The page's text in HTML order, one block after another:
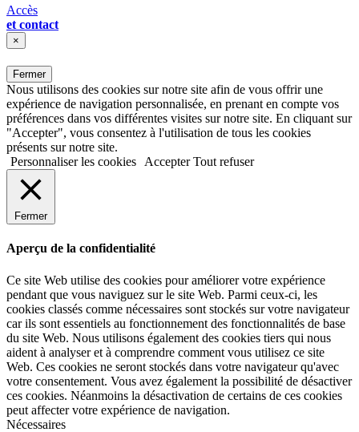
Accès
et contact
×
Fermer
Nous utilisons des cookies sur notre site afin de vous offrir une
expérience de navigation personnalisée, en prenant en compte vos
préférences dans vos différentes visites sur notre site. En cliquant sur
"Accepter", vous consentez à l'utilisation de tous les cookies
présents sur notre site.
Personnaliser les cookies
Accepter Tout refuser
Fermer
Aperçu de la confidentialité
Ce site Web utilise des cookies pour améliorer votre expérience
pendant que vous naviguez sur le site Web. Parmi ceux-ci, les
cookies classés comme nécessaires sont stockés sur votre navigateur
car ils sont essentiels au fonctionnement des fonctionnalités de base
du site Web. Nous utilisons également des cookies tiers qui nous
aident à analyser et à comprendre comment vous utilisez ce site
Web. Ces cookies ne seront stockés dans votre navigateur qu'avec
votre consentement. Vous avez également la possibilité de désactiver
ces cookies. Néanmoins la désactivation de certains de ces cookies
peut affecter votre expérience de navigation.
Nécessaires